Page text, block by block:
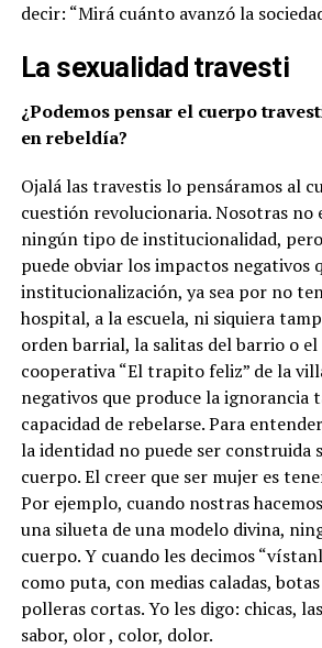
decir: “Mirá cuánto avanzó la
La sexualidad travesti
¿Podemos pensar el cuerpo
en rebeldía?
Ojalá las travestis lo pensáramos al
cuestión revolucionaria. Nosotras no
ningún tipo de institucionalidad,
puede obviar los impactos negativos
institucionalización, ya sea por no
hospital, a la escuela, ni siquiera
orden barrial, la salitas del barrio o
cooperativa “El trapito feliz” de la
negativos que produce la ignorancia
capacidad de rebelarse. Para
la identidad no puede ser construida
cuerpo. El creer que ser mujer es
Por ejemplo, cuando nostras
una silueta de una modelo divina,
cuerpo. Y cuando les decimos
como puta, con medias caladas,
polleras cortas. Yo les digo: chicas,
sabor, olor , color, dolor.